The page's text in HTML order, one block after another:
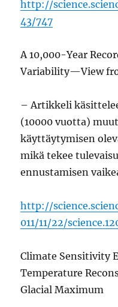
http://
43/747
A 10,000-Year
Variability—View
– Artikkeli
(10000 vuotta)
käyttäytymisen
mikä tekee
ennustamisen
http://
011/11/22/
Climate Sensitivity
Temperature
Glacial Maximum